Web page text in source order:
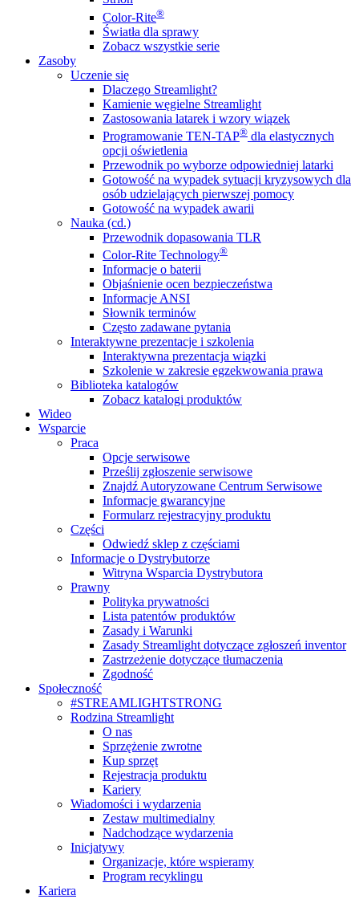
Color-Rite®
Światła dla sprawy
Zobacz wszystkie serie
Zasoby
Uczenie się
Dlaczego Streamlight?
Kamienie węgielne Streamlight
Zastosowania latarek i wzory wiązek
Programowanie TEN-TAP® dla elastycznych
opcji oświetlenia
Przewodnik po wyborze odpowiedniej latarki
Gotowość na wypadek sytuacji kryzysowych dla
osób udzielających pierwszej pomocy
Gotowość na wypadek awarii
Nauka (cd.)
Przewodnik dopasowania TLR
Color-Rite Technology®
Informacje o baterii
Objaśnienie ocen bezpieczeństwa
Informacje ANSI
Słownik terminów
Często zadawane pytania
Interaktywne prezentacje i szkolenia
Interaktywna prezentacja wiązki
Szkolenie w zakresie egzekwowania prawa
Biblioteka katalogów
Zobacz katalogi produktów
Wideo
Wsparcie
Praca
Opcje serwisowe
Prześlij zgłoszenie serwisowe
Znajdź Autoryzowane Centrum Serwisowe
Informacje gwarancyjne
Formularz rejestracyjny produktu
Części
Odwiedź sklep z częściami
Informacje o Dystrybutorze
Witryna Wsparcia Dystrybutora
Prawny
Polityka prywatności
Lista patentów produktów
Zasady i Warunki
Zasady Streamlight dotyczące zgłoszeń inventor
Zastrzeżenie dotyczące tłumaczenia
Zgodność
Społeczność
#STREAMLIGHTSTRONG
Rodzina Streamlight
O nas
Sprzężenie zwrotne
Kup sprzęt
Rejestracja produktu
Kariery
Wiadomości i wydarzenia
Zestaw multimedialny
Nadchodzące wydarzenia
Inicjatywy
Organizacje, które wspieramy
Program recyklingu
Kariera